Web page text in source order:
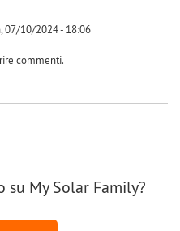
07/10/2024 - 18:06
commenti.
su My Solar Family?